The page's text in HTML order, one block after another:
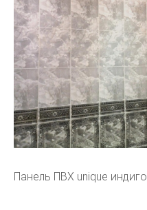
Панель ПВХ unique индиго